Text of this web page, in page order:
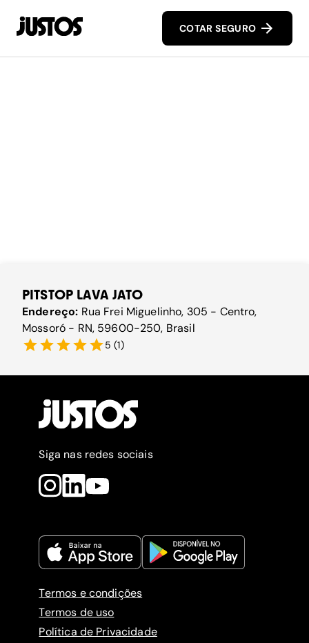
COTAR SEGURO
PITSTOP LAVA JATO
Endereço: Rua Frei Miguelinho, 305 - Centro,
Mossoró - RN, 59600-250, Brasil
5 (1)
Siga nas redes sociais
Termos e condições
Termos de uso
Política de Privacidade